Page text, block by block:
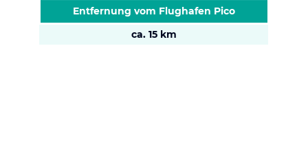
Entfernung vom Flughafen Pico
ca. 15 km